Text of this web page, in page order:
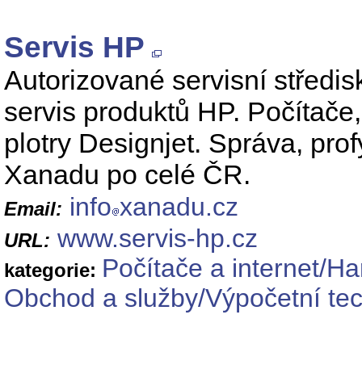
Servis HP
Autorizované servisní
servis produktů HP.
plotry Designjet. Správa,
Xanadu po celé ČR.
Email: info xanadu.cz
URL: www.servis-hp.cz
kategorie: Počítače a internet/
Obchod a služby/Výpočetní